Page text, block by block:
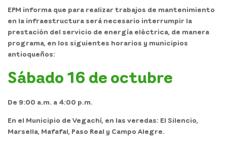
EPM informa que para realizar trabajos de mantenimiento
en la infraestructura será necesario interrumpir la
prestación del servicio de energía eléctrica, de manera
programa, en los siguientes horarios y municipios
antioqueños:
Sábado 16 de octubre
De 9:00 a.m. a 4:00 p.m.
En el Municipio de Vegachí, en las veredas: El Silencio,
Marsella, Mafafal, Paso Real y Campo Alegre.